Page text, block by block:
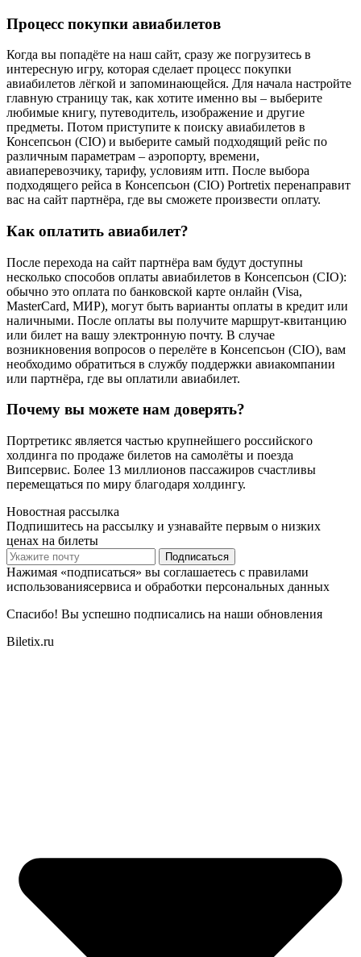
Процесс покупки авиабилетов
Когда вы попадёте на наш сайт, сразу же погрузитесь в
интересную игру, которая сделает процесс покупки
авиабилетов лёгкой и запоминающейся. Для начала настройте
главную страницу так, как хотите именно вы – выберите
любимые книгу, путеводитель, изображение и другие
предметы. Потом приступите к поиску авиабилетов в
Консепсьон (СІО) и выберите самый подходящий рейс по
различным параметрам – аэропорту, времени,
авиаперевозчику, тарифу, условиям итп. После выбора
подходящего рейса в Консепсьон (СІО) Portretix перенаправит
вас на сайт партнёра, где вы сможете произвести оплату.
Как оплатить авиабилет?
После перехода на сайт партнёра вам будут доступны
несколько способов оплаты авиабилетов в Консепсьон (СІО):
обычно это оплата по банковской карте онлайн (Visa,
MasterCard, МИР), могут быть варианты оплаты в кредит или
наличными. После оплаты вы получите маршрут-квитанцию
или билет на вашу электронную почту. В случае
возникновения вопросов о перелёте в Консепсьон (СІО), вам
необходимо обратиться в службу поддержки авиакомпании
или партнёра, где вы оплатили авиабилет.
Почему вы можете нам доверять?
Портретикс является частью крупнейшего российского
холдинга по продаже билетов на самолёты и поезда
Випсервис. Более 13 миллионов пассажиров счастливы
перемещаться по миру благодаря холдингу.
Новостная рассылка
Подпишитесь на рассылку и узнавайте первым о низких
ценах на билеты
Подписаться
Нажимая «подписаться» вы соглашаетесь с правилами
использованиясервиса и обработки персональных данных
Спасибо! Вы успешно подписались на наши обновления
Biletix.ru